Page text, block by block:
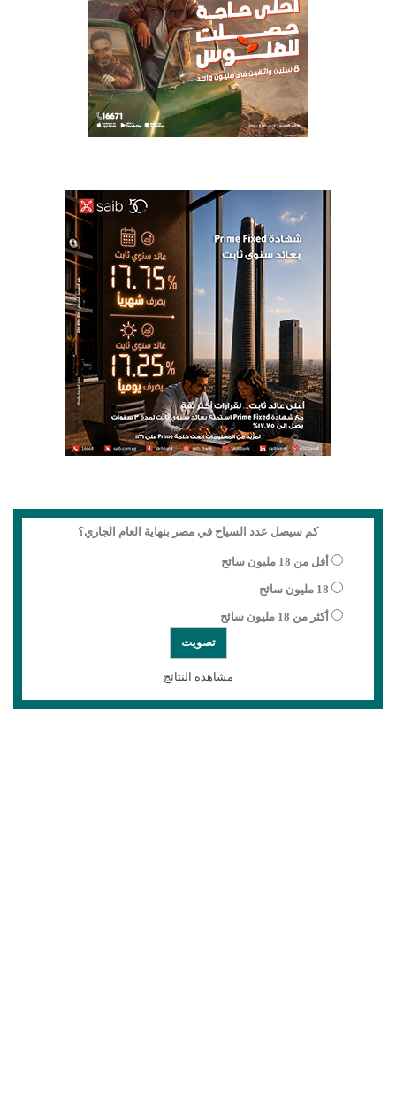
كم سيصل عدد السياح في مصر بنهاية العام الجاري؟
أقل من 18 مليون سائح
18 مليون سائح
أكثر من 18 مليون سائح
مشاهدة النتائج